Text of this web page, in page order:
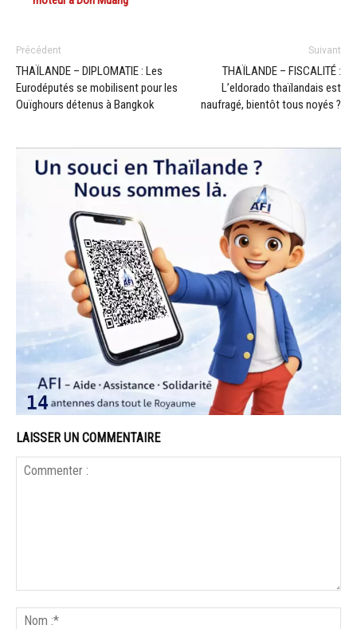
Précédent
THAÏLANDE – DIPLOMATIE : Les
Eurodéputés se mobilisent pour les
Ouïghours détenus à Bangkok
Suivant
THAÏLANDE – FISCALITÉ :
L’eldorado thaïlandais est
naufragé, bientôt tous noyés ?
LAISSER UN COMMENTAIRE